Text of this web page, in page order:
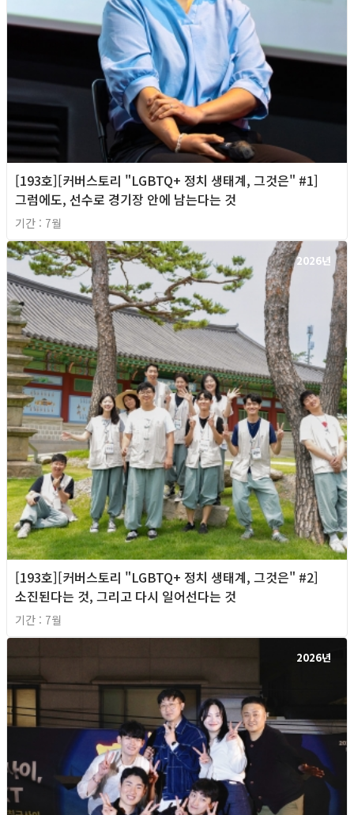
[193호][커버스토리 "LGBTQ+ 정치 생태계, 그것은" #1]
그럼에도, 선수로 경기장 안에 남는다는 것
기간 : 7월
2026년
[193호][커버스토리 "LGBTQ+ 정치 생태계, 그것은" #2]
소진된다는 것, 그리고 다시 일어선다는 것
기간 : 7월
2026년